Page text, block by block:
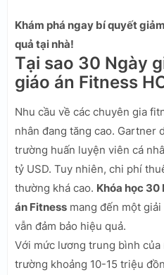
Khám phá ngay bí quyết
quả tại nhà!
Tại sao 30 Ngày
giáo án Fitness
Nhu cầu về các chuyên gia
nhân đang tăng cao. Gartner
trường huấn luyện viên cá
tỷ USD. Tuy nhiên, chi phí
thường khá cao. Khóa học
án Fitness mang đến một
vẫn đảm bảo hiệu quả.
Với mức lương trung bình
trường khoảng 10-15 triệu